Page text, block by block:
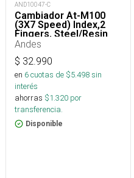
AND10047-C
Cambiador At-M100
(3X7 Speed) Index,2
Fingers, Steel/Resin
For V-Brake, Index
Andes
$ 32.990
en 6cuotas de $5.498sin
interés
ahorras $1.320 por
transferencia.
Disponible